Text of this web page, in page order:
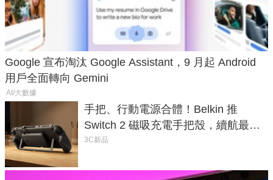
Google 宣布淘汰 Google Assistant，9 月起 Android
用戶全面轉向 Gemini
AI/大數據
手把、行動電源合體！Belkin 推
Switch 2 磁吸充電手把殼，續航最高
延長 1.5 倍
3C新品